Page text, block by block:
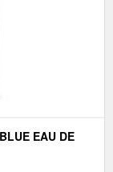
EAU DE